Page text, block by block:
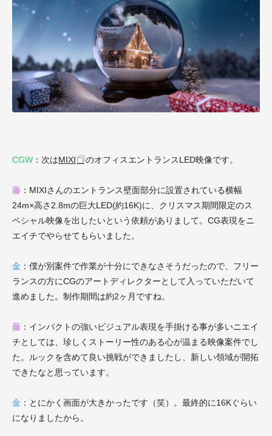
CGW ：次はMIXI のオフィスエントランスLED映像です。
藤 ：MIXIさんのエントランス壁面部分に設置されている横幅
24m×高さ2.8mの巨大LED(約16K)に、クリスマス期間限定のス
ペシャル映像を出したいという依頼がありまして。CG表現をニ
エイチでやらせてもらいました。
金 ：僕が別案件で作業が十分にできなさそうだったので、フリー
ランスの方にCGのアートディレクターとして入っていただいて
進めました。制作期間は約2ヶ月ですね。
藤 ：インパクトの強いビジュアル表現を手掛ける事が多いニエイ
チとしては、珍しくストーリー性のある心が温まる映像案件でし
た。ルックを含めて良い挑戦ができましたし、新しい領域が開拓
できたなと思っています。
金 ：とにかく画面が大きかったです（笑）。最終的に16Kぐらい
になりましたから。